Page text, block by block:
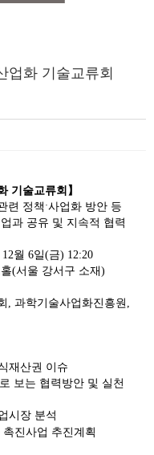
업화 기술교류회
기술교류회 】
련 정책 ˑ사업화 방안 등
과 공유 및 지속적 협력
월 6일(금) 12:20
(서울 강서구 소재 )
, 과학기술사업화진흥원 ,
재산권 이슈
보는 협력방안 및 실천
시장 분석
촉진사업 추진계획